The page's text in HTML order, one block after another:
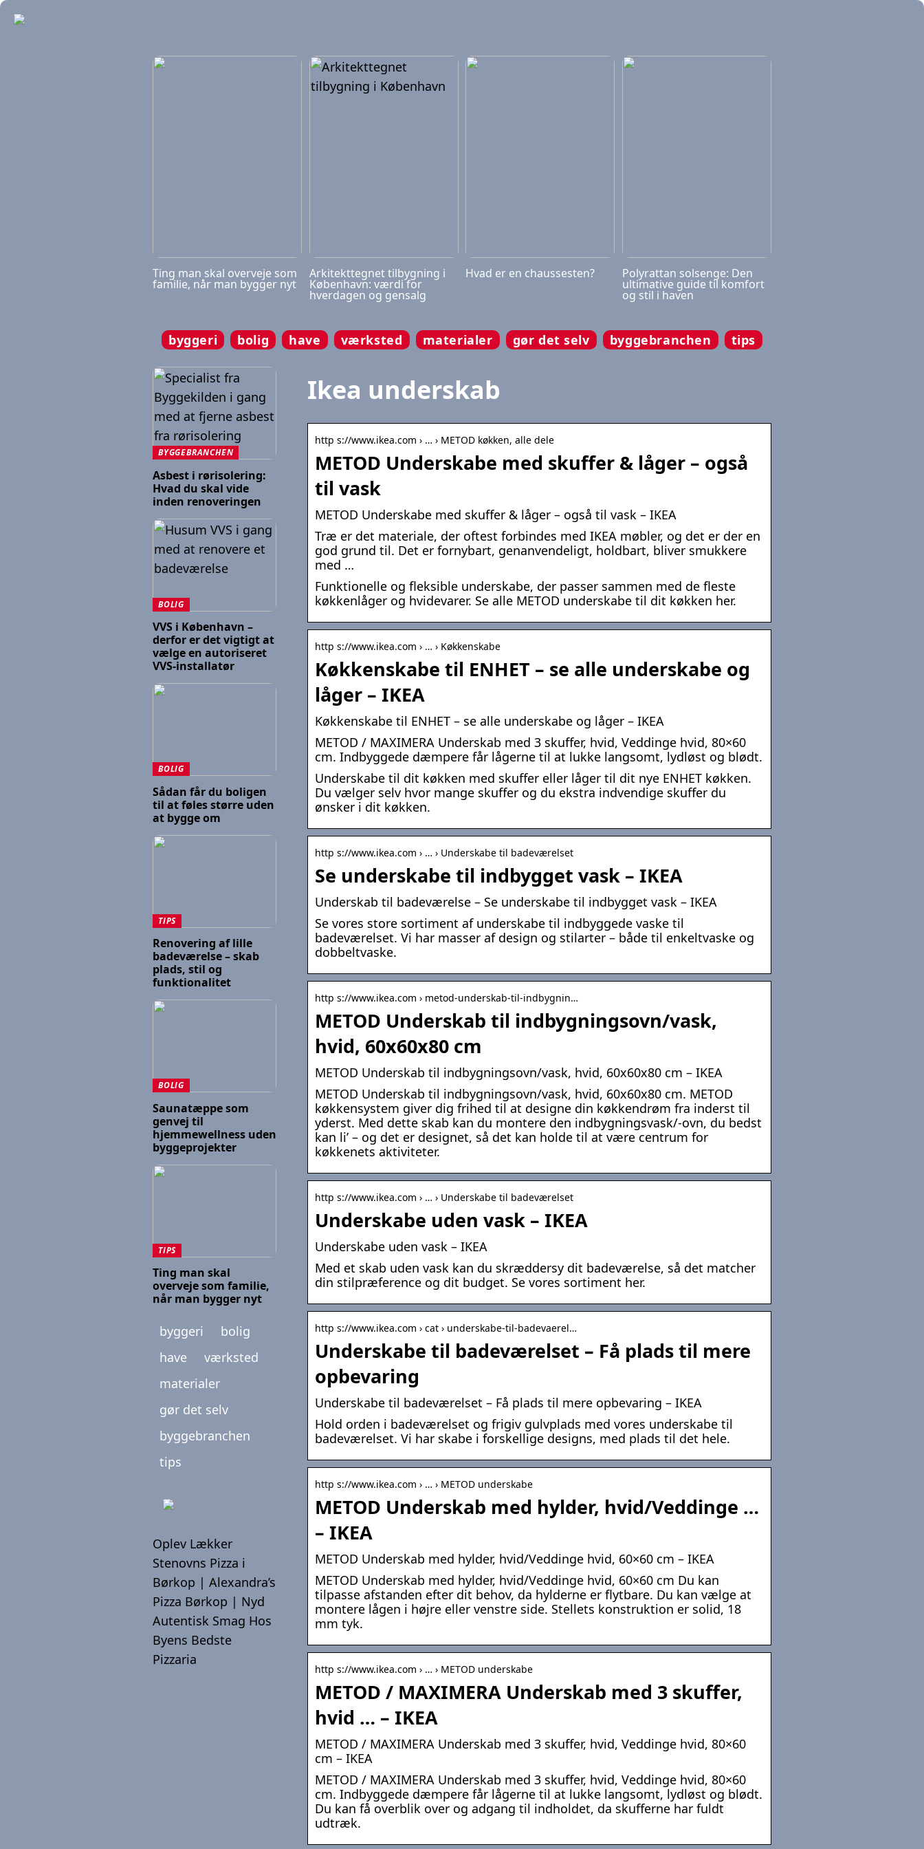
Ting man skal overveje som
familie, når man bygger nyt
Arkitekttegnet tilbygning i
København: værdi for
hverdagen og gensalg
Hvad er en chaussesten? Polyrattan solsenge: Den
ultimative guide til komfort
og stil i haven
byggeri bolig have værksted materialer gør det selv byggebranchen tips
Ikea underskab
http s://www.ikea.com › … › METOD køkken, alle dele
METOD Underskabe med skuffer & låger – også
til vask
METOD Underskabe med skuffer & låger – også til vask – IKEA
Træ er det materiale, der oftest forbindes med IKEA møbler, og det er der en
god grund til. Det er fornybart, genanvendeligt, holdbart, bliver smukkere
med …
Funktionelle og fleksible underskabe, der passer sammen med de fleste
køkkenlåger og hvidevarer. Se alle METOD underskabe til dit køkken her.
http s://www.ikea.com › … › Køkkenskabe
Køkkenskabe til ENHET – se alle underskabe og
låger – IKEA
Køkkenskabe til ENHET – se alle underskabe og låger – IKEA
METOD / MAXIMERA Underskab med 3 skuffer, hvid, Veddinge hvid, 80×60
cm. Indbyggede dæmpere får lågerne til at lukke langsomt, lydløst og blødt.
Underskabe til dit køkken med skuffer eller låger til dit nye ENHET køkken.
Du vælger selv hvor mange skuffer og du ekstra indvendige skuffer du
ønsker i dit køkken.
http s://www.ikea.com › … › Underskabe til badeværelset
Se underskabe til indbygget vask – IKEA
Underskab til badeværelse – Se underskabe til indbygget vask – IKEA
Se vores store sortiment af underskabe til indbyggede vaske til
badeværelset. Vi har masser af design og stilarter – både til enkeltvaske og
dobbeltvaske.
http s://www.ikea.com › metod-underskab-til-indbygnin…
METOD Underskab til indbygningsovn/vask,
hvid, 60x60x80 cm
METOD Underskab til indbygningsovn/vask, hvid, 60x60x80 cm – IKEA
METOD Underskab til indbygningsovn/vask, hvid, 60x60x80 cm. METOD
køkkensystem giver dig frihed til at designe din køkkendrøm fra inderst til
yderst. Med dette skab kan du montere den indbygningsvask/-ovn, du bedst
kan li’ – og det er designet, så det kan holde til at være centrum for
køkkenets aktiviteter.
http s://www.ikea.com › … › Underskabe til badeværelset
Underskabe uden vask – IKEA
Underskabe uden vask – IKEA
Med et skab uden vask kan du skræddersy dit badeværelse, så det matcher
din stilpræference og dit budget. Se vores sortiment her.
http s://www.ikea.com › cat › underskabe-til-badevaerel…
Underskabe til badeværelset – Få plads til mere
opbevaring
Underskabe til badeværelset – Få plads til mere opbevaring – IKEA
Hold orden i badeværelset og frigiv gulvplads med vores underskabe til
badeværelset. Vi har skabe i forskellige designs, med plads til det hele.
http s://www.ikea.com › … › METOD underskabe
METOD Underskab med hylder, hvid/Veddinge …
– IKEA
METOD Underskab med hylder, hvid/Veddinge hvid, 60×60 cm – IKEA
METOD Underskab med hylder, hvid/Veddinge hvid, 60×60 cm Du kan
tilpasse afstanden efter dit behov, da hylderne er flytbare. Du kan vælge at
montere lågen i højre eller venstre side. Stellets konstruktion er solid, 18
mm tyk.
http s://www.ikea.com › … › METOD underskabe
METOD / MAXIMERA Underskab med 3 skuffer,
hvid … – IKEA
METOD / MAXIMERA Underskab med 3 skuffer, hvid, Veddinge hvid, 80×60
cm – IKEA
METOD / MAXIMERA Underskab med 3 skuffer, hvid, Veddinge hvid, 80×60
cm. Indbyggede dæmpere får lågerne til at lukke langsomt, lydløst og blødt.
Du kan få overblik over og adgang til indholdet, da skufferne har fuldt
udtræk.
BYGGEBRANCHEN
Asbest i rørisolering:
Hvad du skal vide
inden renoveringen
BOLIG
VVS i København –
derfor er det vigtigt at
vælge en autoriseret
VVS-installatør
BOLIG
Sådan får du boligen
til at føles større uden
at bygge om
TIPS
Renovering af lille
badeværelse – skab
plads, stil og
funktionalitet
BOLIG
Saunatæppe som
genvej til
hjemmewellness uden
byggeprojekter
TIPS
Ting man skal
overveje som familie,
når man bygger nyt
byggeri
bolig
have
værksted
materialer
gør det selv
byggebranchen
tips
Oplev Lækker
Stenovns Pizza i
Børkop | Alexandra’s
Pizza Børkop | Nyd
Autentisk Smag Hos
Byens Bedste
Pizzaria